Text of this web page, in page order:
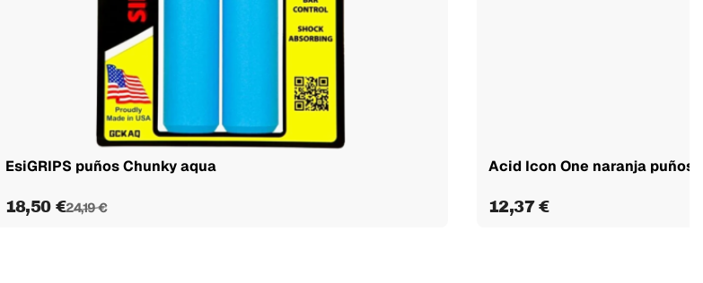
EsiGRIPS puños Chunky aqua
18,50 €24,19 €
Acid Icon One naranja puños
12,37 €